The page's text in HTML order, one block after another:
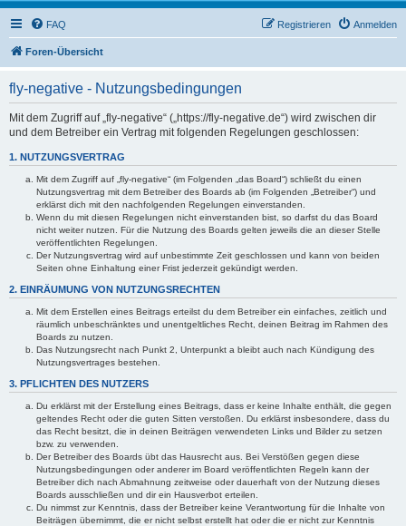
FAQ Anmelden
Registrieren
Foren-Übersicht
fly-negative - Nutzungsbedingungen
Mit dem Zugriff auf „fly-negative“ („https://fly-negative.de“) wird zwischen dir
und dem Betreiber ein Vertrag mit folgenden Regelungen geschlossen:
1. NUTZUNGSVERTRAG
Mit dem Zugriff auf „fly-negative“ (im Folgenden „das Board“) schließt du einen
Nutzungsvertrag mit dem Betreiber des Boards ab (im Folgenden „Betreiber“) und
erklärst dich mit den nachfolgenden Regelungen einverstanden.
Wenn du mit diesen Regelungen nicht einverstanden bist, so darfst du das Board
nicht weiter nutzen. Für die Nutzung des Boards gelten jeweils die an dieser Stelle
veröffentlichten Regelungen.
Der Nutzungsvertrag wird auf unbestimmte Zeit geschlossen und kann von beiden
Seiten ohne Einhaltung einer Frist jederzeit gekündigt werden.
2. EINRÄUMUNG VON NUTZUNGSRECHTEN
Mit dem Erstellen eines Beitrags erteilst du dem Betreiber ein einfaches, zeitlich und
räumlich unbeschränktes und unentgeltliches Recht, deinen Beitrag im Rahmen des
Boards zu nutzen.
Das Nutzungsrecht nach Punkt 2, Unterpunkt a bleibt auch nach Kündigung des
Nutzungsvertrages bestehen.
3. PFLICHTEN DES NUTZERS
Du erklärst mit der Erstellung eines Beitrags, dass er keine Inhalte enthält, die gegen
geltendes Recht oder die guten Sitten verstoßen. Du erklärst insbesondere, dass du
das Recht besitzt, die in deinen Beiträgen verwendeten Links und Bilder zu setzen
bzw. zu verwenden.
Der Betreiber des Boards übt das Hausrecht aus. Bei Verstößen gegen diese
Nutzungsbedingungen oder anderer im Board veröffentlichten Regeln kann der
Betreiber dich nach Abmahnung zeitweise oder dauerhaft von der Nutzung dieses
Boards ausschließen und dir ein Hausverbot erteilen.
Du nimmst zur Kenntnis, dass der Betreiber keine Verantwortung für die Inhalte von
Beiträgen übernimmt, die er nicht selbst erstellt hat oder die er nicht zur Kenntnis